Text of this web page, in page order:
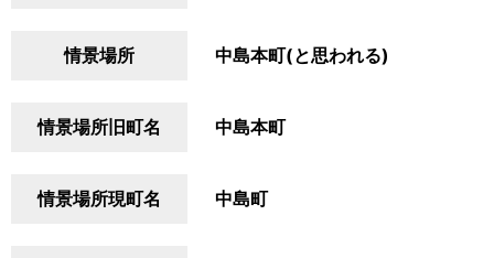
情景場所 中島本町(と思われる)
情景場所旧町名 中島本町
情景場所現町名 中島町